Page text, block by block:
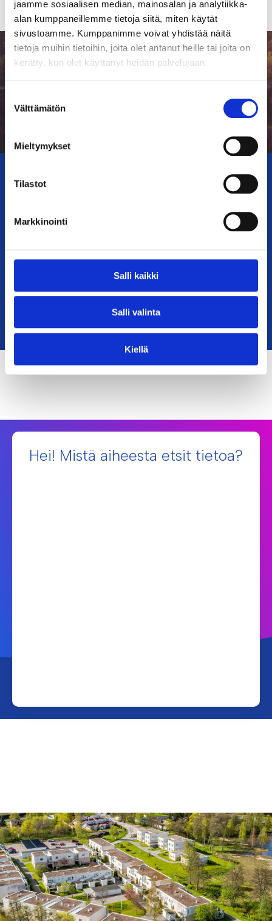
jaamme sosiaalisen median, mainosalan ja analytiikka-
alan kumppaneillemme tietoja siitä, miten käytät
sivustoamme. Kumppanimme voivat yhdistää näitä
tietoja muihin tietoihin, joita olet antanut heille tai joita on
kerätty, kun olet käyttänyt heidän palvelujaan.
valinta
Välttämätön
Mieltymykset
Tilastot
Markkinointi
Salli kaikki
Salli valinta
Kiellä
Pyrimme olemaan vastuullinen
asiakkaille, henkilöstölle ja
Vastuullisuustyömme
Hei! Mistä aiheesta etsit tietoa?